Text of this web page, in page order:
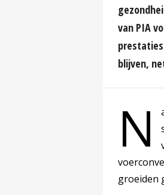
van PIA
blijven,
N
groeiden